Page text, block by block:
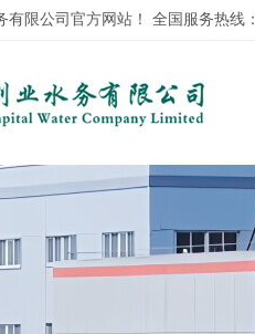
有限公司官方网站！全国服务热线